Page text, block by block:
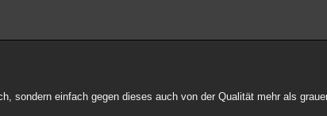
sondern einfach gegen dieses auch von der Qualität mehr als